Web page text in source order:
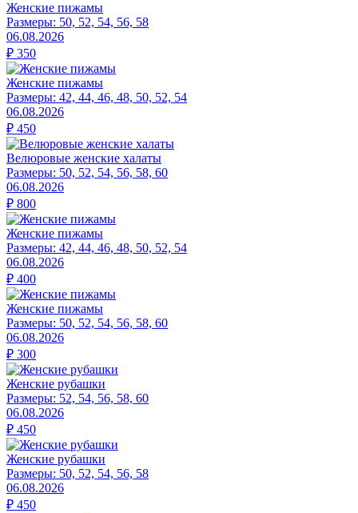
Женские пижамы
Размеры: 50, 52, 54, 56, 58
06.08.2026
₽ 350
Женские пижамы
Размеры: 42, 44, 46, 48, 50, 52, 54
06.08.2026
₽ 450
Велюровые женские халаты
Размеры: 50, 52, 54, 56, 58, 60
06.08.2026
₽ 800
Женские пижамы
Размеры: 42, 44, 46, 48, 50, 52, 54
06.08.2026
₽ 400
Женские пижамы
Размеры: 50, 52, 54, 56, 58, 60
06.08.2026
₽ 300
Женские рубашки
Размеры: 52, 54, 56, 58, 60
06.08.2026
₽ 450
Женские рубашки
Размеры: 50, 52, 54, 56, 58
06.08.2026
₽ 450